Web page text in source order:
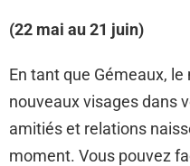
(22 mai au 21 juin)
En tant que Gémeaux,
nouveaux visages dans
amitiés et relations
moment. Vous pouvez